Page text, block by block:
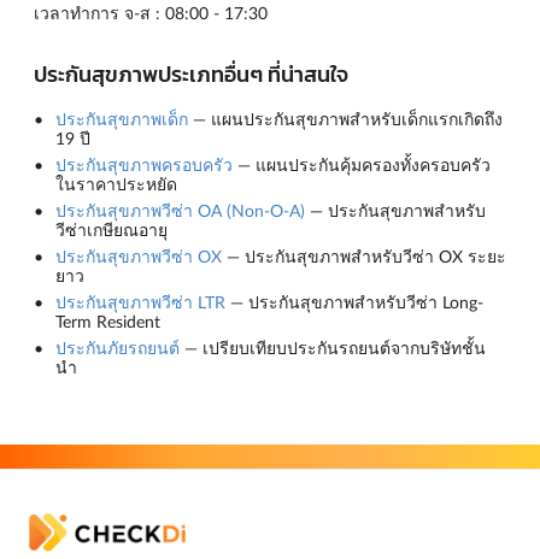
เวลาทำการ จ-ส : 08:00 - 17:30
ประกันสุขภาพประเภทอื่นๆ ที่น่าสนใจ
ประกันสุขภาพเด็ก— แผนประกันสุขภาพสำหรับเด็กแรกเกิดถึง
19 ปี
ประกันสุขภาพครอบครัว — แผนประกันคุ้มครองทั้งครอบครัว
ในราคาประหยัด
ประกันสุขภาพวีซ่า OA (Non-O-A) — ประกันสุขภาพสำหรับ
วีซ่าเกษียณอายุ
ประกันสุขภาพวีซ่า OX— ประกันสุขภาพสำหรับวีซ่า OX ระยะ
ยาว
ประกันสุขภาพวีซ่า LTR — ประกันสุขภาพสำหรับวีซ่า Long-
Term Resident
ประกันภัยรถยนต์ — เปรียบเทียบประกันรถยนต์จากบริษัทชั้น
นำ